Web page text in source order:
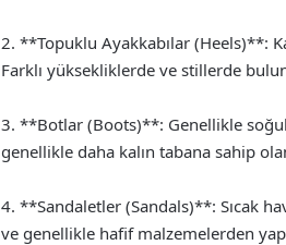
2. **Topuklu Ayakkabılar (Heels)**:
Farklı yüksekliklerde ve stillerde
3. **Botlar (Boots)**: Genellikle
genellikle daha kalın tabana sahip
4. **Sandaletler (Sandals)**: Sıcak
ve genellikle hafif malzemelerden